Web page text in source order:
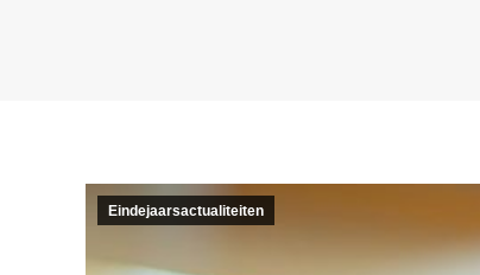
Eindejaarsactualiteiten